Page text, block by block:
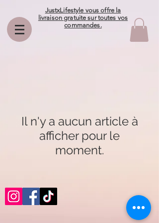
JustxLifestyle vous offre la
livraison gratuite sur toutes vos
commandes.
Il n'y a aucun article à
afficher pour le
moment.